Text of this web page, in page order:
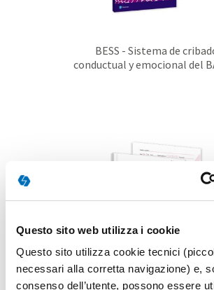
Questo sito web utilizza i cookie
Questo sito utilizza cookie tecnici
necessari alla corretta navigazione) e,
consenso dell’utente, possono essere
BESS - Sistema de
conductual y emocional del